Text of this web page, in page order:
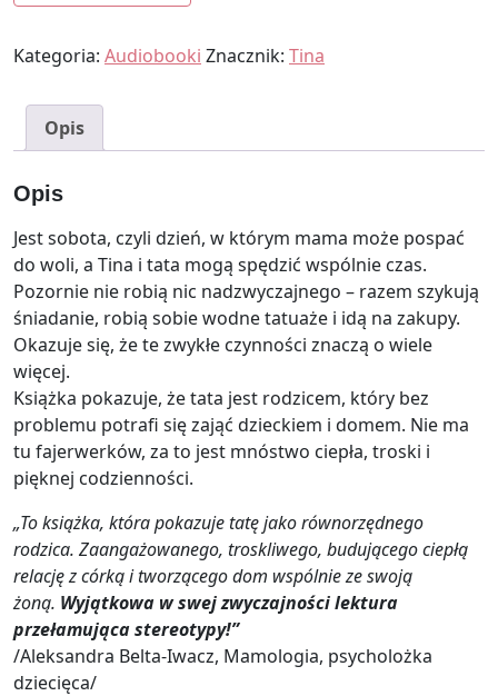
Kategoria: Audiobooki Znacznik: Tina
Opis
Opis
Jest sobota, czyli dzień, w którym mama może pospać
do woli, a Tina i tata mogą spędzić wspólnie czas.
Pozornie nie robią nic nadzwyczajnego – razem szykują
śniadanie, robią sobie wodne tatuaże i idą na zakupy.
Okazuje się, że te zwykłe czynności znaczą o wiele
więcej.
Książka pokazuje, że tata jest rodzicem, który bez
problemu potrafi się zająć dzieckiem i domem. Nie ma
tu fajerwerków, za to jest mnóstwo ciepła, troski i
pięknej codzienności.
„To książka, która pokazuje tatę jako równorzędnego
rodzica. Zaangażowanego, troskliwego, budującego ciepłą
relację z córką i tworzącego dom wspólnie ze swoją
żoną. Wyjątkowa w swej zwyczajności lektura
przełamująca stereotypy!”
/Aleksandra Belta-Iwacz, Mamologia, psycholożka
dziecięca/